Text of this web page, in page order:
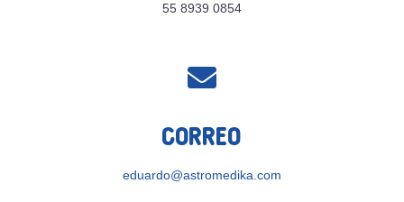
55 8939 0854

Correo
eduardo@astromedika.com